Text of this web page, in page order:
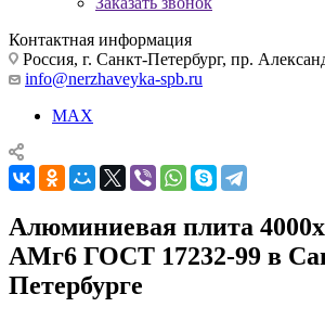
Контактная информация
Россия, г. Санкт-Петербург, пр.
info@nerzhaveyka-spb.ru
MAX
Алюминиевая плита
АМг6 ГОСТ 17232-99 в
Петербурге